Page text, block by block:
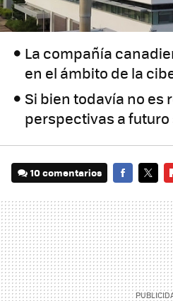
La compañía
en el ámbito de la
Si bien todavía no es
perspectivas a
10 comentarios